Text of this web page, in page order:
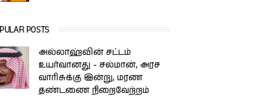
POSTS
அல்லாஹ்வின் சட்டம்
உயர்வானது - சல்மான், அரச
வாரிசுக்கு இன்று, மரண
தண்டணை நிறைவேற்றம்